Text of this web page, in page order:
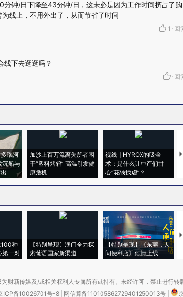
分钟/日下降至43分钟/日，这未必是因为工作时间挤占了购
线上，不用外出了，从而节省了时间
1 · 回
线下去逛逛吗？
· 回
瑙河
沉船与
加沙上百万流离失所者困
于“塑料烤箱” 高温引发健
康危机
视线｜HYROX的吸金
术：是什么让中产们甘
心“花钱找虐”？
100种
第一对
【特别呈现】澳门全力探
索葡语国家新渠道
【特别呈现】《东莞，人
间便利店》倾情上线
财新传媒及/或相关权利人专属所有或持有。未经许可，禁止进行转
ICP备10026701号-8 网信算备110105862729401250013号